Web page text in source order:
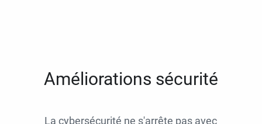
Améliorations sécurité
La cybersécurité ne s'arrête pas avec